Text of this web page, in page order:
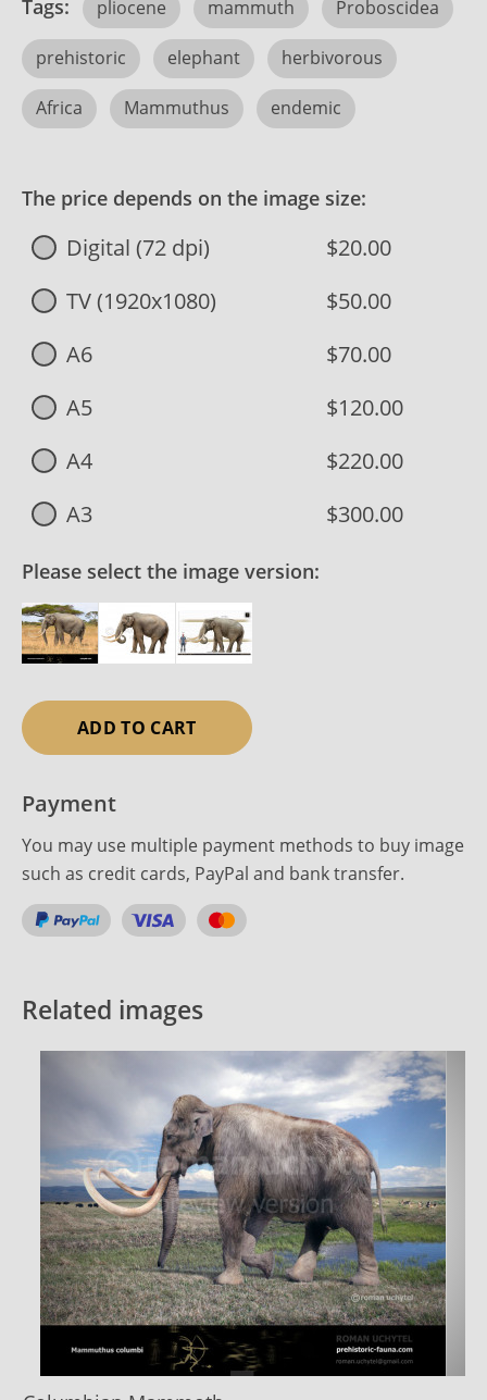
Tags: pliocene mammuth Proboscidea
prehistoric elephant herbivorous
Africa Mammuthus endemic
The price depends on the image size:
Digital (72 dpi)
$20.00
TV (1920x1080)
$50.00
A6
$70.00
A5
$120.00
A4
$220.00
A3
$300.00
Please select the image version:
ADD TO CART
Payment
You may use multiple payment methods to buy image
such as credit cards, PayPal and bank transfer.
Related images